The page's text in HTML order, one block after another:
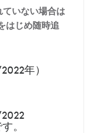
いない場合は
はじめ随時追
年）
。